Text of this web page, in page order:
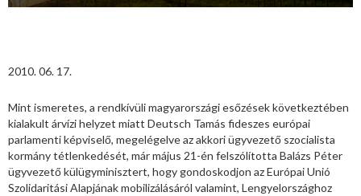
2010. 06. 17.
Mint ismeretes, a rendkívüli magyarországi esőzések következtében
kialakult árvízi helyzet miatt Deutsch Tamás fideszes európai
parlamenti képviselő, megelégelve az akkori ügyvezető szocialista
kormány tétlenkedését, már május 21-én felszólította Balázs Péter
ügyvezető külügyminisztert, hogy gondoskodjon az Európai Unió
Szolidaritási Alapjának mobilizálásáról valamint, Lengyelországhoz